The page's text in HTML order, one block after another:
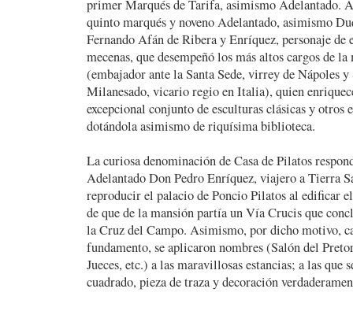
primer Marqués de Tarifa, asimismo Adelantado.
quinto marqués y noveno Adelantado, asimismo
Fernando Afán de Ribera y Enríquez, personaje de
mecenas, que desempeñó los más altos cargos de
(embajador ante la Santa Sede, virrey de Nápoles
Milanesado, vicario regio en Italia), quien
excepcional conjunto de esculturas clásicas y otros
dotándola asimismo de riquísima biblioteca.
La curiosa denominación de Casa de Pilatos
Adelantado Don Pedro Enríquez, viajero a Tierra
reproducir el palacio de Poncio Pilatos al edificar
de que de la mansión partía un Vía Crucis que
la Cruz del Campo. Asimismo, por dicho motivo,
fundamento, se aplicaron nombres (Salón del
Jueces, etc.) a las maravillosas estancias; a las que
cuadrado, pieza de traza y decoración